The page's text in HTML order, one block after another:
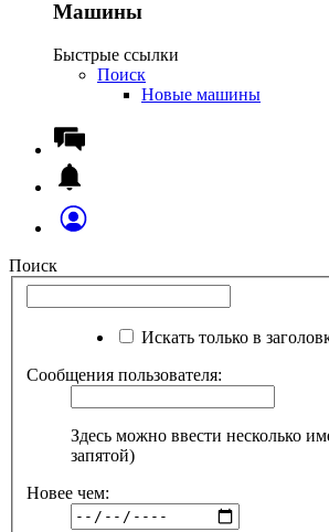
Машины
Быстрые ссылки
Поиск
Новые машины
Поиск
Искать только в
Сообщения пользователя:
Здесь можно ввести несколько
запятой)
Новее чем: